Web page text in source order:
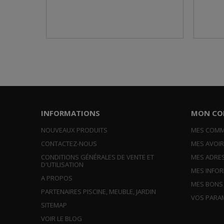
INFORMATIONS
NOUVEAUX PRODUITS
CONTACTEZ-NOUS
CONDITIONS GÉNÉRALES DE VENTE ET
D'UTILISATION
A PROPOS
PARTENAIRES PISCINE, MEUBLE, JARDIN
SITEMAP
VOIR LE BLOG
MON
MES
MES
MES
MES
MES
VOS